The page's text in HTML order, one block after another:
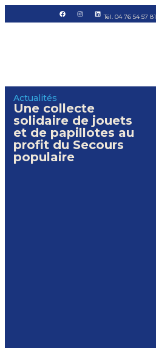
Tél. 04 76 54 57 81
Actualités
Une collecte
solidaire de jouets
et de papillotes au
profit du Secours
populaire